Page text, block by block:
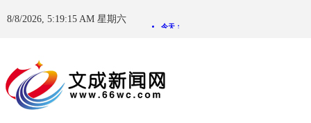
8/8/2026, 5:19:15 AM 星期六